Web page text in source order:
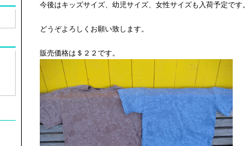
今後はキッズサイズ、幼児サイズ、女性サイズも入荷予定です。
どうぞよろしくお願い致します。
販売価格は＄２２です。